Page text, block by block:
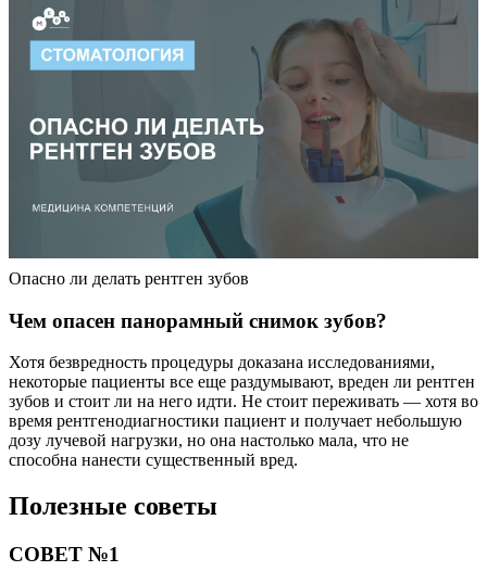
Опасно ли делать рентген зубов
Чем опасен панорамный снимок зубов?
Хотя безвредность процедуры доказана исследованиями,
некоторые пациенты все еще раздумывают, вреден ли рентген
зубов и стоит ли на него идти. Не стоит переживать — хотя во
время рентгенодиагностики пациент и получает небольшую
дозу лучевой нагрузки, но она настолько мала, что не
способна нанести существенный вред.
Полезные советы
СОВЕТ №1